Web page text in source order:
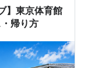
】東京体育館
帰り方